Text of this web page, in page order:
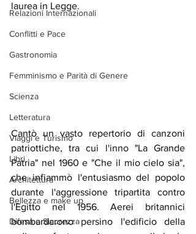
Relazioni Internazionali
Conflitti e Pace
Gastronomia
Femminismo e Parità di Genere
Scienza
Letteratura
Viaggi e Turismo
Libri
Architettura
Bellezza e make up
Difesa e Sicurezza
laurea in Legge.
Cantò un vasto repertorio di canzoni
patriottiche, tra cui l'inno "La Grande
Patria" nel 1960 e "Che il mio cielo sia",
che infiammò l'entusiasmo del popolo
durante l'aggressione tripartita contro
l'Egitto nel 1956. Aerei britannici
bombardarono persino l'edificio della